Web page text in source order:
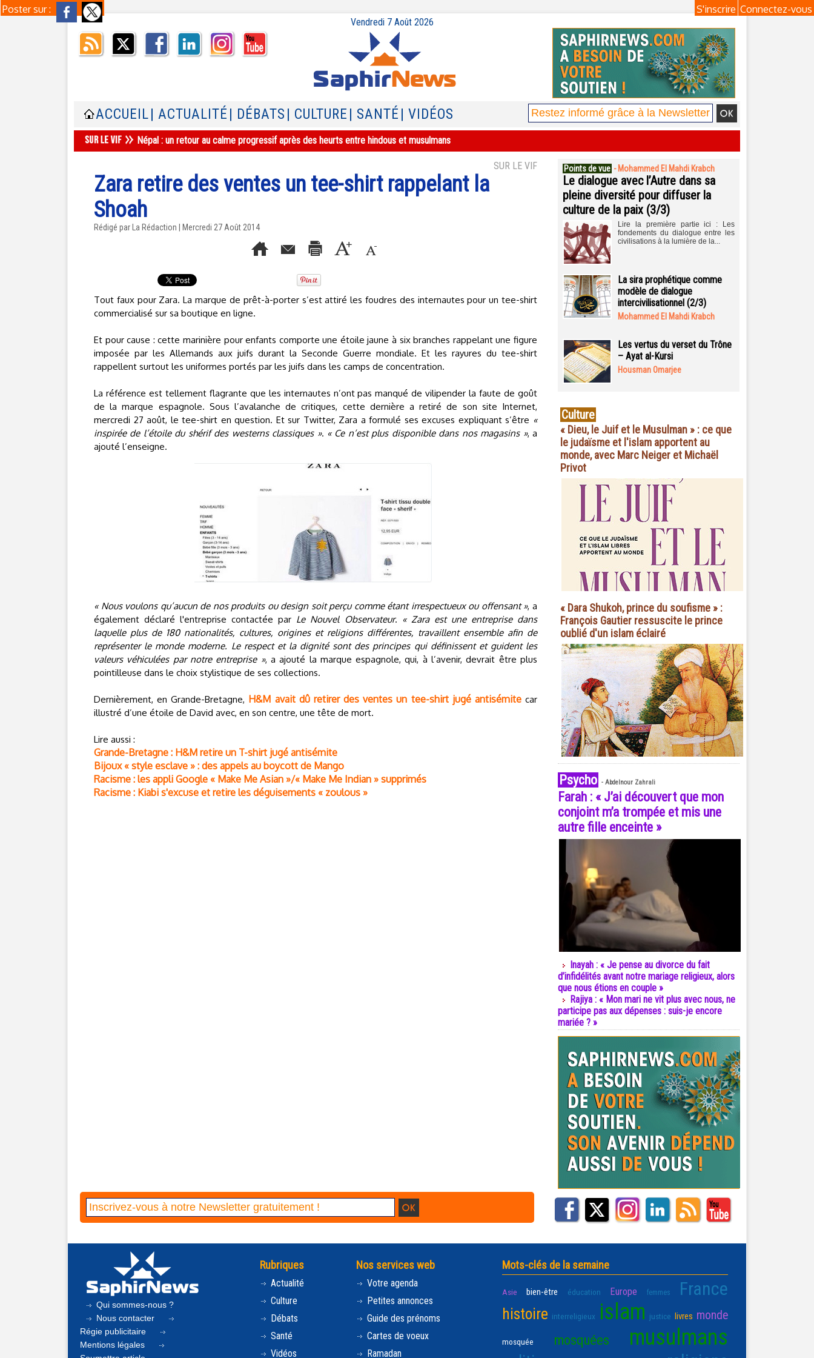
Poster sur : Connectez-vous
S'inscrire
Vendredi 7 Août 2026
ACCUEIL | ACTUALITÉ | DÉBATS | CULTURE | SANTÉ | VIDÉOS
Népal : un retour au calme progressif après des heurts entre hindous et musulmans
SUR LE VIF
Zara retire des ventes un tee-shirt rappelant la
Shoah
Rédigé par La Rédaction | Mercredi 27 Août 2014
Tout faux pour Zara. La marque de prêt-à-porter s’est attiré les foudres des internautes pour un tee-shirt
commercialisé sur sa boutique en ligne.
Et pour cause : cette marinière pour enfants comporte une étoile jaune à six branches rappelant une figure
imposée par les Allemands aux juifs durant la Seconde Guerre mondiale. Et les rayures du tee-shirt
rappellent surtout les uniformes portés par les juifs dans les camps de concentration.
La référence est tellement flagrante que les internautes n’ont pas manqué de vilipender la faute de goût
de la marque espagnole. Sous l’avalanche de critiques, cette dernière a retiré de son site Internet,
mercredi 27 août, le tee-shirt en question. Et sur Twitter, Zara a formulé ses excuses expliquant s’être «
inspirée de l’étoile du shérif des westerns classiques ». « Ce n’est plus disponible dans nos magasins », a
ajouté l’enseigne.
« Nous voulons qu’aucun de nos produits ou design soit perçu comme étant irrespectueux ou offensant », a
également déclaré l'entreprise contactée par Le Nouvel Observateur. « Zara est une entreprise dans
laquelle plus de 180 nationalités, cultures, origines et religions différentes, travaillent ensemble afin de
représenter le monde moderne. Le respect et la dignité sont des principes qui définissent et guident les
valeurs véhiculées par notre entreprise », a ajouté la marque espagnole, qui, à l’avenir, devrait être plus
pointilleuse dans le choix stylistique de ses collections.
Dernièrement, en Grande-Bretagne, H&M avait dû retirer des ventes un tee-shirt jugé antisémitecar
illustré d’une étoile de David avec, en son centre, une tête de mort.
Lire aussi :
Grande-Bretagne : H&M retire un T-shirt jugé antisémite
Bijoux « style esclave » : des appels au boycott de Mango
Racisme : les appli Google « Make Me Asian »/« Make Me Indian » supprimés
Racisme : Kiabi s'excuse et retire les déguisements « zoulous »
Points de vue - Mohammed El Mahdi Krabch
Le dialogue avec l’Autre dans sa
pleine diversité pour diffuser la
culture de la paix (3/3)
Lire la première partie ici : Les
fondements du dialogue entre les
civilisations à la lumière de la...
La sira prophétique comme
modèle de dialogue
intercivilisationnel (2/3)
Mohammed El Mahdi Krabch
Les vertus du verset du Trône
– Ayat al-Kursi
Housman Omarjee
Culture
« Dieu, le Juif et le Musulman » : ce que
le judaïsme et l'islam apportent au
monde, avec Marc Neiger et Michaël
Privot
« Dara Shukoh, prince du soufisme » :
François Gautier ressuscite le prince
oublié d'un islam éclairé
Psycho - Abdelnour Zahrali
Farah : « J’ai découvert que mon
conjoint m’a trompée et mis une
autre fille enceinte »
Inayah : « Je pense au divorce du fait
d’infidélités avant notre mariage religieux, alors
que nous étions en couple »
Rajiya : « Mon mari ne vit plus avec nous, ne
participe pas aux dépenses : suis-je encore
mariée ? »
Qui sommes-nous ?
Nous contacter
Régie publicitaire
Mentions légales
Rubriques
Actualité
Culture
Débats
Santé
Vidéos
Nos services web
Votre agenda
Petites annonces
Guide des prénoms
Cartes de voeux
Ramadan
Mots-clés de la semaine
Asie bien-être éducation Europe femmes France
histoire interreligieux islam justice livres monde
mosquée mosquées musulmans